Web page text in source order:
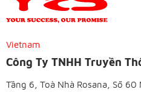
Vietnam
Công Ty TNHH Truyền
Tầng 6, Toà Nhà Rosana, Số